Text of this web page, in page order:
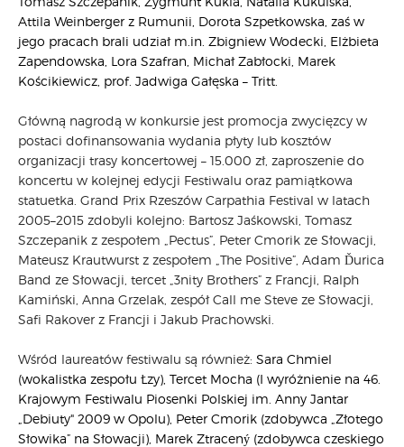
Attila Weinberger z Rumunii, Dorota Szpetkowska, zaś w
jego pracach brali udział m.in. Zbigniew Wodecki, Elżbieta
Zapendowska, Lora Szafran, Michał Zabłocki, Marek
Kościkiewicz, prof. Jadwiga Gałęska – Tritt.
Główną nagrodą w konkursie jest promocja zwycięzcy w
postaci dofinansowania wydania płyty lub kosztów
organizacji trasy koncertowej – 15.000 zł, zaproszenie do
koncertu w kolejnej edycji Festiwalu oraz pamiątkowa
statuetka. Grand Prix Rzeszów Carpathia Festival w latach
2005–2015 zdobyli kolejno: Bartosz Jaśkowski, Tomasz
Szczepanik z zespołem „Pectus”, Peter Cmorik ze Słowacji,
Mateusz Krautwurst z zespołem „The Positive”, Adam Ďurica
Band ze Słowacji, tercet „3nity Brothers” z Francji, Ralph
Kamiński, Anna Grzelak, zespół Call me Steve ze Słowacji,
Safi Rakover z Francji i Jakub Prachowski.
Wśród laureatów festiwalu są również: Sara Chmiel
(wokalistka zespołu Łzy), Tercet Mocha (I wyróżnienie na 46.
Krajowym Festiwalu Piosenki Polskiej im. Anny Jantar
„Debiuty" 2009 w Opolu), Peter Cmorik (zdobywca „Złotego
Słowika” na Słowacji), Marek Ztracený (zdobywca czeskiego